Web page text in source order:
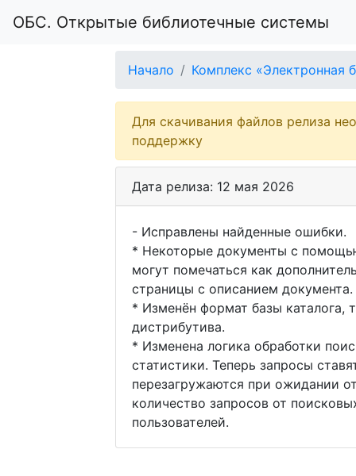
ОБС. Открытые библиотечные системы
Начало Комплекс «Электронная
Для скачивания файлов релиза
поддержку
Дата релиза: 12 мая 2026
- Исправлены найденные ошибки.
* Некоторые документы с
могут помечаться как
страницы с описанием документа.
* Изменён формат базы каталога,
дистрибутива.
* Изменена логика обработки
статистики. Теперь запросы
перезагружаются при ожидании
количество запросов от
пользователей.